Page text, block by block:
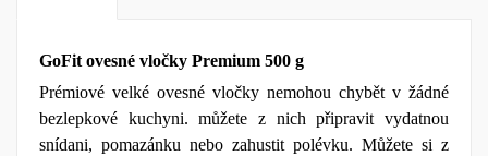
GoFit ovesné vločky Premium 500 g
Prémiové velké ovesné vločky nemohou chybět v žádné
bezlepkové kuchyni. můžete z nich připravit vydatnou
snídani, pomazánku nebo zahustit polévku. Můžete si z